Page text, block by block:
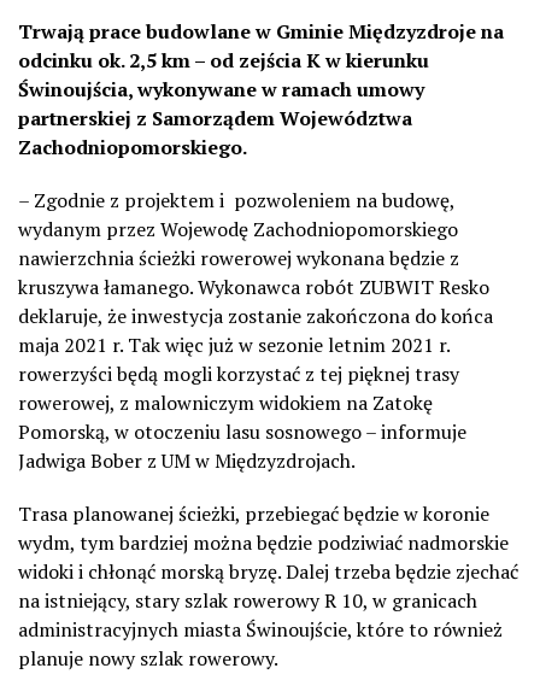
Trwają prace budowlane w Gminie Międzyzdroje na
odcinku ok. 2,5 km – od zejścia K w kierunku
Świnoujścia, wykonywane w ramach umowy
partnerskiej z Samorządem Województwa
Zachodniopomorskiego.
– Zgodnie z projektem i pozwoleniem na budowę,
wydanym przez Wojewodę Zachodniopomorskiego
nawierzchnia ścieżki rowerowej wykonana będzie z
kruszywa łamanego. Wykonawca robót ZUBWIT Resko
deklaruje, że inwestycja zostanie zakończona do końca
maja 2021 r. Tak więc już w sezonie letnim 2021 r.
rowerzyści będą mogli korzystać z tej pięknej trasy
rowerowej, z malowniczym widokiem na Zatokę
Pomorską, w otoczeniu lasu sosnowego – informuje
Jadwiga Bober z UM w Międzyzdrojach.
Trasa planowanej ścieżki, przebiegać będzie w koronie
wydm, tym bardziej można będzie podziwiać nadmorskie
widoki i chłonąć morską bryzę. Dalej trzeba będzie zjechać
na istniejący, stary szlak rowerowy R 10, w granicach
administracyjnych miasta Świnoujście, które to również
planuje nowy szlak rowerowy.